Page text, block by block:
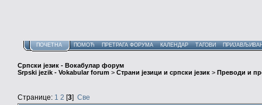
ПОЧЕТНА ПОМОЋ ПРЕТРАГА ФОРУМА КАЛЕНДАР ТАГОВИ
Српски језик - Вокабулар форум
Srpski jezik - Vokabular forum > Страни језици и српски језик > Преводи и
Странице: 1 2 [3] Све